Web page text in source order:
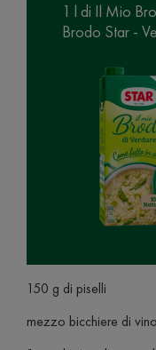
1 l di Il Mio
Brodo Star -
150 g di piselli
mezzo bicchiere di